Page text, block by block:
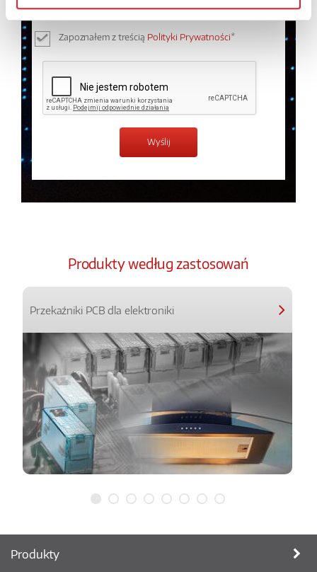
prywatności.*
Zapoznałem z treścią Polityki Prywatności*
Produkty według zastosowań
Przekaźniki PCB dla elektroniki
Produkty